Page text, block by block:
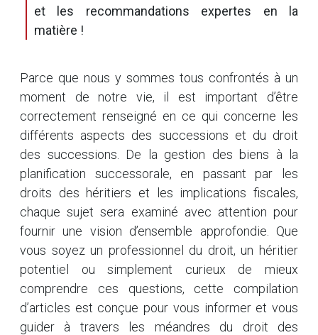
et les recommandations expertes en la
matière !
Parce que nous y sommes tous confrontés à un
moment de notre vie, il est important d’être
correctement renseigné en ce qui concerne les
différents aspects des successions et du droit
des successions. De la gestion des biens à la
planification successorale, en passant par les
droits des héritiers et les implications fiscales,
chaque sujet sera examiné avec attention pour
fournir une vision d’ensemble approfondie. Que
vous soyez un professionnel du droit, un héritier
potentiel ou simplement curieux de mieux
comprendre ces questions, cette compilation
d’articles est conçue pour vous informer et vous
guider à travers les méandres du droit des